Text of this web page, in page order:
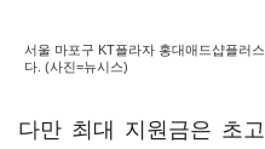
서울 마포구 KT플라자 홍대애드샵플러
다. (사진=뉴시스)
다만 최대 지원금은 초